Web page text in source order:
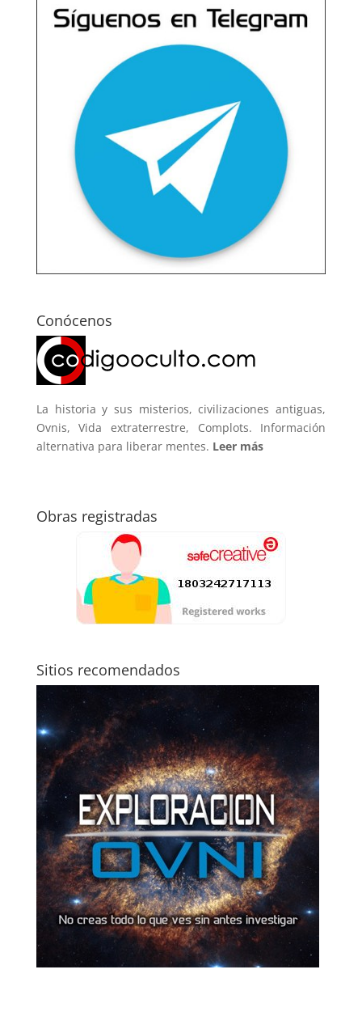
Conócenos
La historia y sus misterios, civilizaciones antiguas,
Ovnis, Vida extraterrestre, Complots. Información
alternativa para liberar mentes. Leer más
Obras registradas
Sitios recomendados